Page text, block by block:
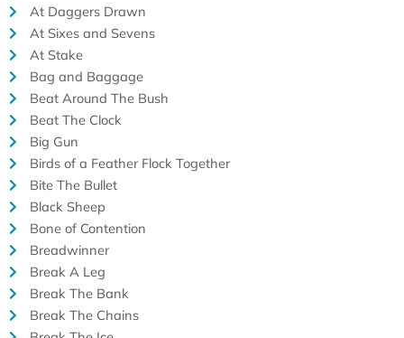
At Daggers Drawn
At Sixes and Sevens
At Stake
Bag and Baggage
Beat Around The Bush
Beat The Clock
Big Gun
Birds of a Feather Flock Together
Bite The Bullet
Black Sheep
Bone of Contention
Breadwinner
Break A Leg
Break The Bank
Break The Chains